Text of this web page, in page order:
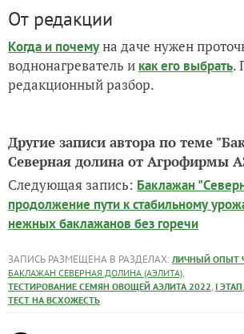
От редакции
Когда и почемуна даче нужен
воднонагреватель и как его выбрать.
редакционный разбор.
Другие записи автора по теме
Северная долина от Агрофирмы
Следующая запись: Баклажан
продолжение пути к стабильному
нежных баклажанов без горечи
ЗАПИСЬ РАЗМЕЩЕНА В РАЗДЕЛАХ: ЛИЧНЫЙ ОПЫТ
БАКЛАЖАН СЕВЕРНАЯ ДОЛИНА (АЭЛИТА),
ТЕСТИРОВАНИЕ СЕМЯН ОВОЩЕЙ АЭЛИТА 2022, I ЭТАП,
ТЕСТ НА ВСХОЖЕСТЬ